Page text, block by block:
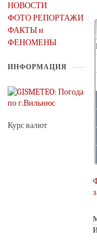
НОВОСТИ
ФОТО РЕПОРТАЖИ
ФАКТЫ и
ФЕНОМЕНЫ
ИНФОРМАЦИЯ
Курс валют